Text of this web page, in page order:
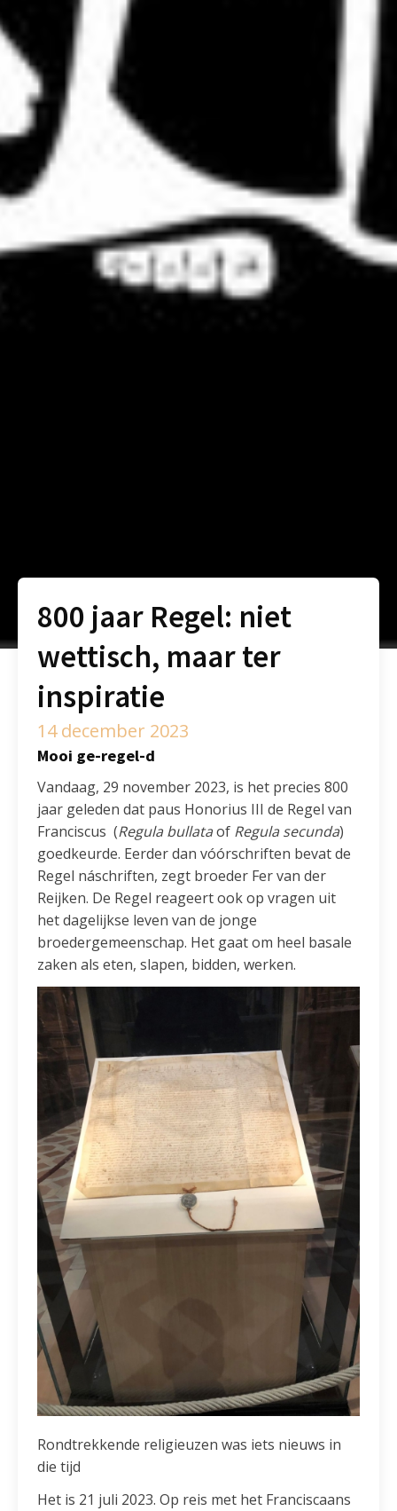
800 jaar Regel: niet
wettisch, maar ter
inspiratie
14 december 2023
Mooi ge-regel-d
Vandaag, 29 november 2023, is het precies 800
jaar geleden dat paus Honorius III de Regel van
Franciscus (Regula bullataof Regula secunda)
goedkeurde. Eerder dan vóórschriften bevat de
Regel náschriften, zegt broeder Fer van der
Reijken. De Regel reageert ook op vragen uit
het dagelijkse leven van de jonge
broedergemeenschap. Het gaat om heel basale
zaken als eten, slapen, bidden, werken.
Rondtrekkende religieuzen was iets nieuws in
die tijd
Het is 21 juli 2023. Op reis met het Franciscaans